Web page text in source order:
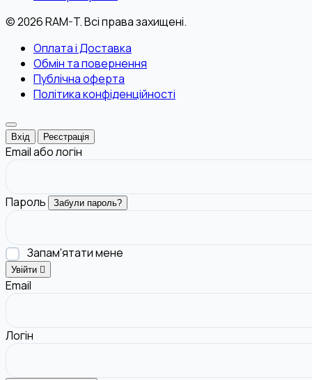
© 2026 RAM-T. Всі права захищені.
Оплата і Доставка
Обмін та повернення
Публічна оферта
Політика конфіденційності
Вхід Реєстрація
Email або логін
Пароль Забули пароль?
Запам'ятати мене
Увійти
Email
Логін